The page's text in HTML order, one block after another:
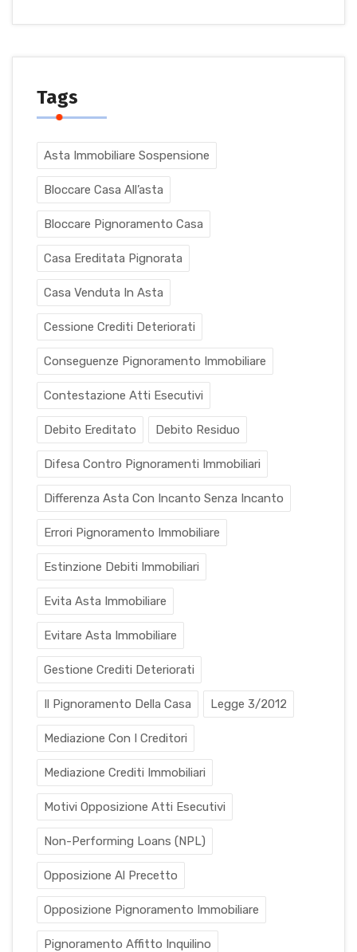
Tags
Asta Immobiliare Sospensione
Bloccare Casa All’asta
Bloccare Pignoramento Casa
Casa Ereditata Pignorata
Casa Venduta In Asta
Cessione Crediti Deteriorati
Conseguenze Pignoramento Immobiliare
Contestazione Atti Esecutivi
Debito Ereditato Debito Residuo
Difesa Contro Pignoramenti Immobiliari
Differenza Asta Con Incanto Senza Incanto
Errori Pignoramento Immobiliare
Estinzione Debiti Immobiliari
Evita Asta Immobiliare
Evitare Asta Immobiliare
Gestione Crediti Deteriorati
Il Pignoramento Della Casa Legge 3/2012
Mediazione Con I Creditori
Mediazione Crediti Immobiliari
Motivi Opposizione Atti Esecutivi
Non-Performing Loans (NPL)
Opposizione Al Precetto
Opposizione Pignoramento Immobiliare
Pignoramento Affitto Inquilino